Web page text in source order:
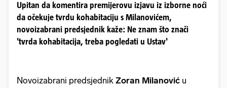
Upitan da komentira premijerovu izjavu iz izborne noći
da očekuje tvrdu kohabitaciju s Milanovićem,
novoizabrani predsjednik kaže: Ne znam što znači
'tvrda kohabitacija, treba pogledati u Ustav'
Novoizabrani predsjednik Zoran Milanović u